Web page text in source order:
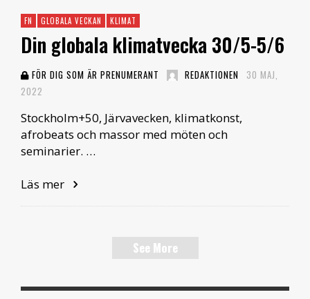
FN GLOBALA VECKAN KLIMAT
Din globala klimatvecka 30/5-5/6
FÖR DIG SOM ÄR PRENUMERANT REDAKTIONEN
30 MAJ,
2022
Stockholm+50, Järvavecken, klimatkonst,
afrobeats och massor med möten och
seminarier. …
Läs mer
See More